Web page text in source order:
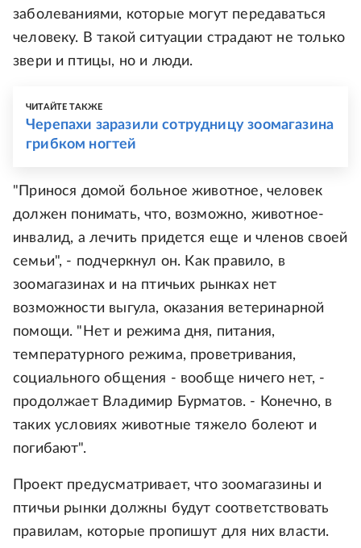
заболеваниями, которые могут передаваться
человеку. В такой ситуации страдают не только
звери и птицы, но и люди.
ЧИТАЙТЕ ТАКЖЕ
Черепахи заразили сотрудницу зоомагазина
грибком ногтей
"Принося домой больное животное, человек
должен понимать, что, возможно, животное-
инвалид, а лечить придется еще и членов своей
семьи", - подчеркнул он. Как правило, в
зоомагазинах и на птичьих рынках нет
возможности выгула, оказания ветеринарной
помощи. "Нет и режима дня, питания,
температурного режима, проветривания,
социального общения - вообще ничего нет, -
продолжает Владимир Бурматов. - Конечно, в
таких условиях животные тяжело болеют и
погибают".
Проект предусматривает, что зоомагазины и
птичьи рынки должны будут соответствовать
правилам, которые пропишут для них власти.